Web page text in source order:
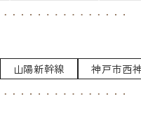
山陽新幹線 神戸市西